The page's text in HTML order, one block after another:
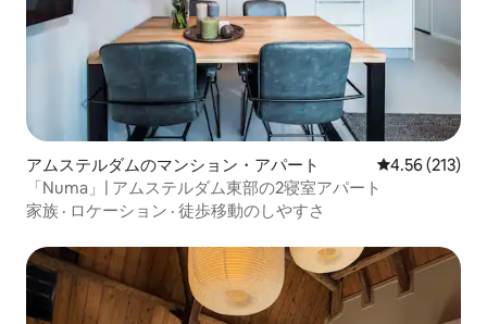
アムステルダムのマンション・アパート レビュー213
4.56 (213)
「Numa」| アムステルダム東部の2寝室アパート
家族 · ロケーション · 徒歩移動のしやすさ